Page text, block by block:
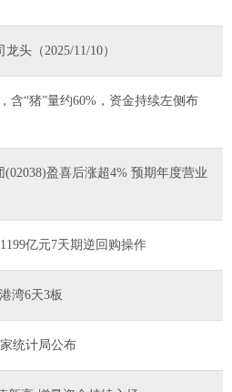
头（2025/11/10）
含“猪”量约60%，资金持续左侧布
盈喜后涨超4% 预期年度营业
亿元7天期逆回购操作
湾6天3板
统计局公布